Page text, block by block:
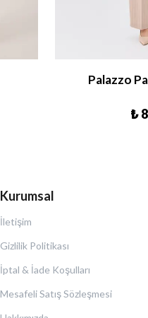
Palazzo
₺
Kurumsal
İletişim
Gizlilik Politikası
İptal & İade Koşulları
Mesafeli Satış Sözleşmesi